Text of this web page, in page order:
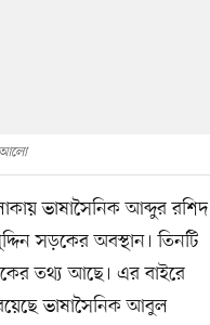
আলো
ভাষাসৈনিক আব্দুর রশিদ
সড়কের অবস্থান। তিনটি
তথ্য আছে। এর বাইরে
ভাষাসৈনিক আবুল